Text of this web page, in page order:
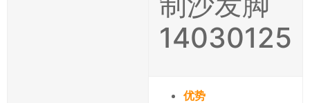
14030125
优势